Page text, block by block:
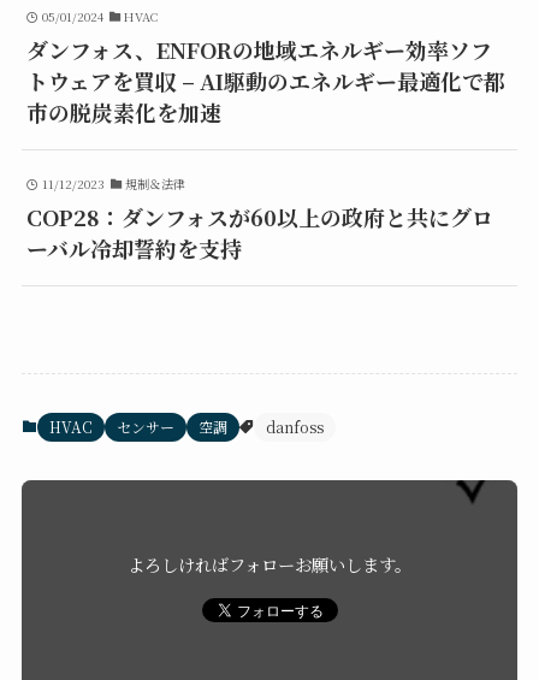
05/01/2024 HVAC
ダンフォス、ENFORの地域エネルギー効率ソフ
トウェアを買収 – AI駆動のエネルギー最適化で都
市の脱炭素化を加速
11/12/2023 規制＆法律
COP28：ダンフォスが60以上の政府と共にグロ
ーバル冷却誓約を支持
HVAC センサー 空調 danfoss
よろしければフォローお願いします。